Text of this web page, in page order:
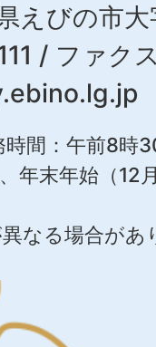
えびの市大
/ ファ
間：午前8時
年末年始（12
なる場合が